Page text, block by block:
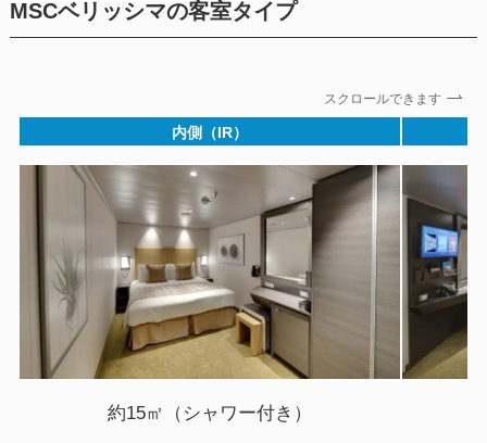
MSCベリッシマの客室タイプ
スクロールできます
内側（IR）
約15㎡（シャワー付き）